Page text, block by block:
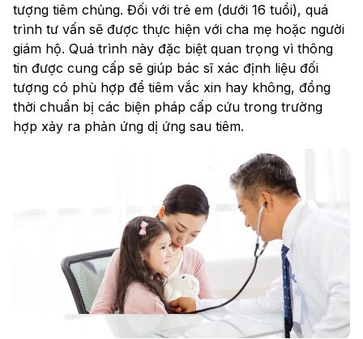
tượng tiêm chủng. Đối với trẻ em (dưới 16 tuổi), quá
trình tư vấn sẽ được thực hiện với cha mẹ hoặc người
giám hộ. Quá trình này đặc biệt quan trọng vì thông
tin được cung cấp sẽ giúp bác sĩ xác định liệu đối
tượng có phù hợp để tiêm vắc xin hay không, đồng
thời chuẩn bị các biện pháp cấp cứu trong trường
hợp xảy ra phản ứng dị ứng sau tiêm.